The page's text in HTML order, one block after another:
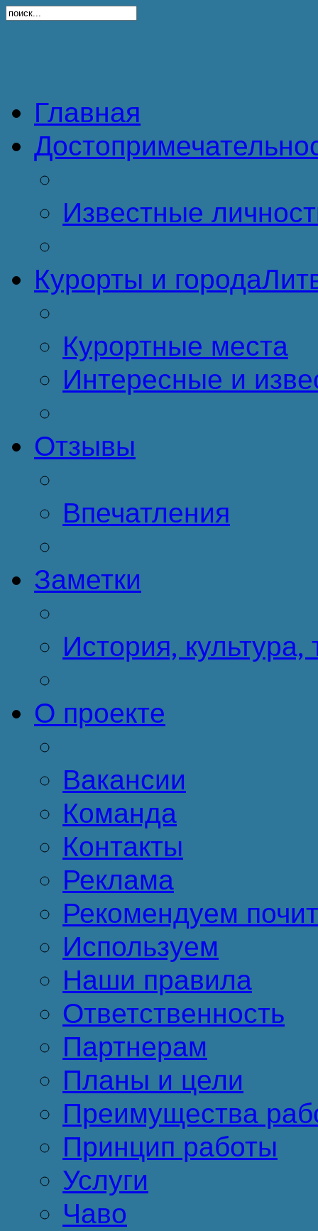
Главная
Известные
Курорты и города
Курортные места
Интересные и
Отзывы
Впечатления
Заметки
История, культура,
О проекте
Вакансии
Команда
Контакты
Реклама
Рекомендуем
Используем
Наши правила
Ответственность
Партнерам
Планы и цели
Преимущества
Принцип работы
Услуги
Чаво